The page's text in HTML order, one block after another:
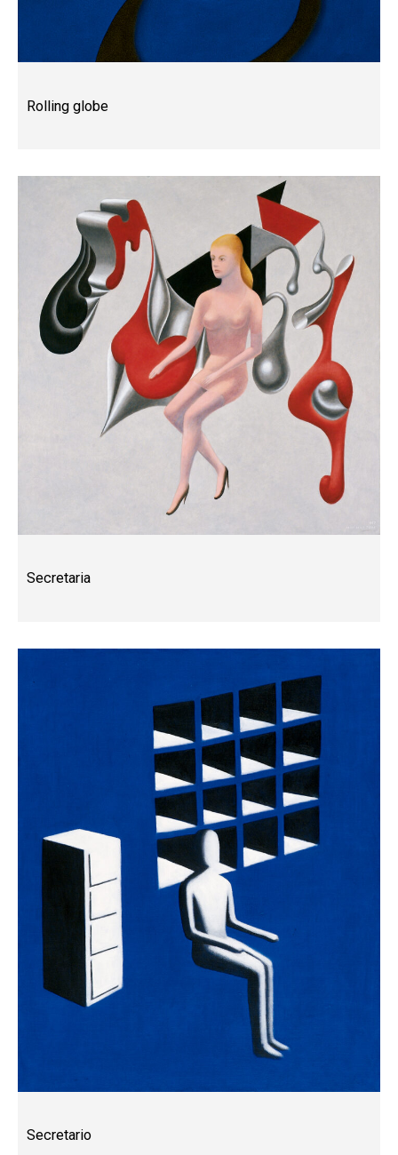
Rolling globe
Secretaria
Secretario